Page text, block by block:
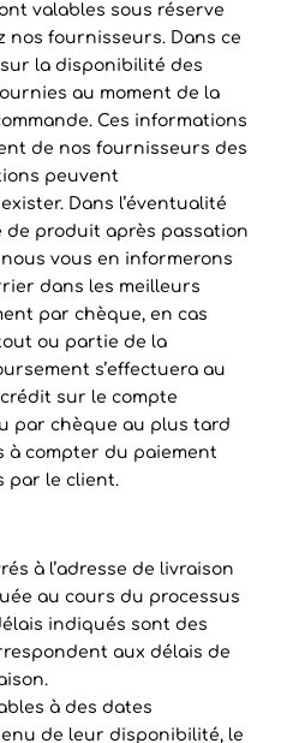
valables sous réserve
nos fournisseurs. Dans ce
la disponibilité des
au moment de la
Ces informations
de nos fournisseurs des
peuvent
Dans l’éventualité
de produit après passation
vous en informerons
dans les meilleurs
par chèque, en cas
ou partie de la
s’effectuera au
sur le compte
par chèque au plus tard
à compter du paiement
par le client.
à l’adresse de livraison
au cours du processus
indiqués sont des
aux délais de
à des dates
de leur disponibilité, le